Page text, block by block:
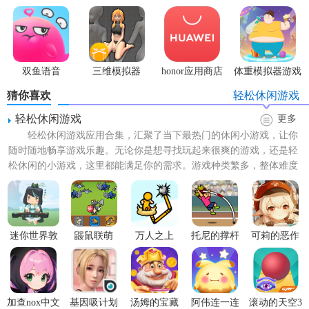
1. 基本操作：使用键盘方向键（↑↓←→）或WASD键控
制“Boyfriend”的舞步，与歌曲节奏同步。
2. 故事模式：跟随剧情发展，面对不同的对手，完成一系列
说唱对决。
3. 自由模式：选择任意歌曲进行练习或挑战自己的极限。
4. 成就系统：完成特定任务解锁成就，收集隐藏曲目和角色
皮肤。
【FNF优势】
1. 社区支持强大：拥有活跃的玩家社区，支持自定义歌曲和
模组，让玩家可以创造属于自己的FNF体验。
2. 跨平台兼容：支持多种操作系统，包括Windows、Mac、
Linux以及浏览器版，方便玩家随时随地游玩。
平台手机版
最新版
app2.7.3
双鱼语音
三维模拟器
honor应用商店 体重模拟器游戏
猜你喜欢
轻松休闲游戏
轻松休闲游戏
更多
轻松休闲游戏应用合集，汇聚了当下最热门的休闲小游戏，让你
随时随地畅享游戏乐趣。无论你是想寻找玩起来很爽的游戏，还是轻
松休闲的小游戏，这里都能满足你的需求。游戏种类繁多，整体难度
不高，过程却趣味十足，是...
迷你世界敦
煌版本
鼹鼠联萌 万人之上
托尼的撑杆
跳
可莉的恶作
剧安卓版
加查nox中文
基因吸计划
汤姆的宝藏
阿伟连一连
滚动的天空3